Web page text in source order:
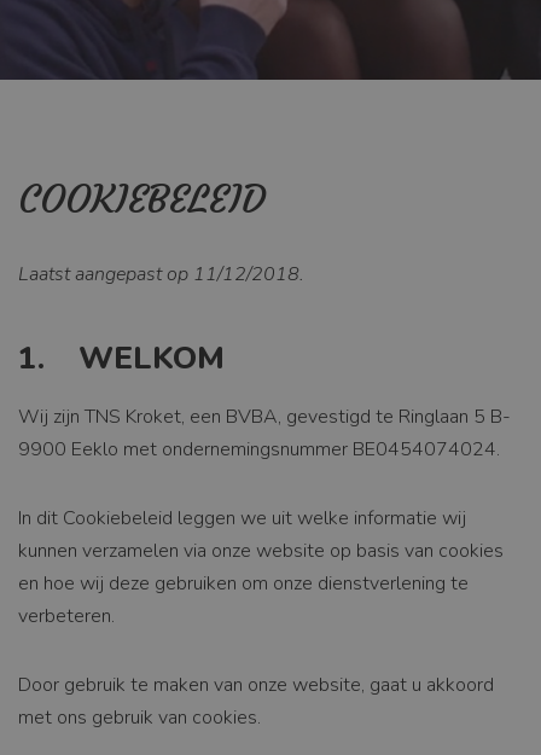
COOKIEBELEID
Laatst aangepast op 11/12/2018.
1. WELKOM
Wij zijn TNS Kroket, een BVBA, gevestigd te Ringlaan 5 B-
9900 Eeklo met ondernemingsnummer BE0454074024.
In dit Cookiebeleid leggen we uit welke informatie wij
kunnen verzamelen via onze website op basis van cookies
en hoe wij deze gebruiken om onze dienstverlening te
verbeteren.
Door gebruik te maken van onze website, gaat u akkoord
met ons gebruik van cookies.